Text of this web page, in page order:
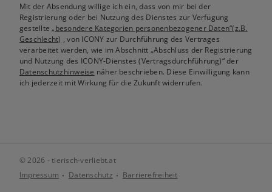
Mit der Absendung willige ich ein, dass von mir bei der
Registrierung oder bei Nutzung des Dienstes zur Verfügung
gestellte„besondere Kategorien personenbezogener Daten“(z.B.
Geschlecht) , von ICONY zur Durchführung des Vertrages
verarbeitet werden, wie im Abschnitt „Abschluss der Registrierung
und Nutzung des ICONY-Dienstes (Vertragsdurchführung)“ der
Datenschutzhinweise näher beschrieben. Diese Einwilligung kann
ich jederzeit mit Wirkung für die Zukunft widerrufen.
© 2026 - tierisch-verliebt.at
Impressum
Datenschutz Barrierefreiheit